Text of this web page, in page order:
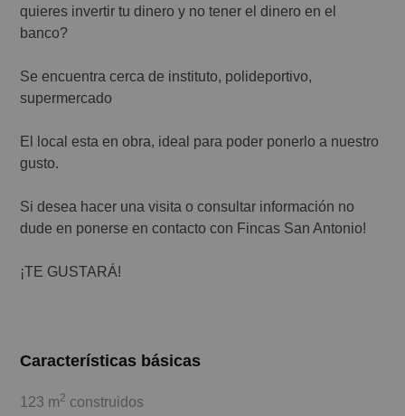
quieres invertir tu dinero y no tener el dinero en el
banco?
Se encuentra cerca de instituto, polideportivo,
supermercado
El local esta en obra, ideal para poder ponerlo a nuestro
gusto.
Si desea hacer una visita o consultar información no
dude en ponerse en contacto con Fincas San Antonio!
¡TE GUSTARÁ!
Características básicas
123 m2 construidos